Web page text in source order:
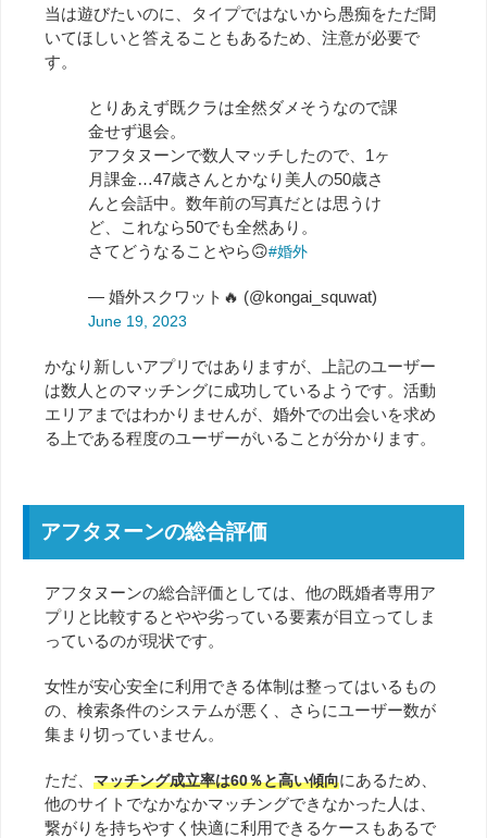
当は遊びたいのに、タイプではないから愚痴をただ聞
いてほしいと答えることもあるため、注意が必要で
す。
とりあえず既クラは全然ダメそうなので課
金せず退会。
アフタヌーンで数人マッチしたので、1ヶ
月課金…47歳さんとかなり美人の50歳さ
んと会話中。数年前の写真だとは思うけ
ど、これなら50でも全然あり。
さてどうなることやら🙃#婚外
— 婚外スクワット🔥 (@kongai_squwat)
June 19, 2023
かなり新しいアプリではありますが、上記のユーザー
は数人とのマッチングに成功しているようです。活動
エリアまではわかりませんが、婚外での出会いを求め
る上である程度のユーザーがいることが分かります。
アフタヌーンの総合評価
アフタヌーンの総合評価としては、他の既婚者専用ア
プリと比較するとやや劣っている要素が目立ってしま
っているのが現状です。
女性が安心安全に利用できる体制は整ってはいるもの
の、検索条件のシステムが悪く、さらにユーザー数が
集まり切っていません。
ただ、 マッチング成立率は60％と高い傾向にあるため、
他のサイトでなかなかマッチングできなかった人は、
繋がりを持ちやすく快適に利用できるケースもあるで